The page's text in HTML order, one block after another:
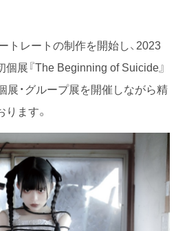
トレートの制作を開始し、2023
展『The Beginning of Suicide』
展・グループ展を開催しながら精
ます。